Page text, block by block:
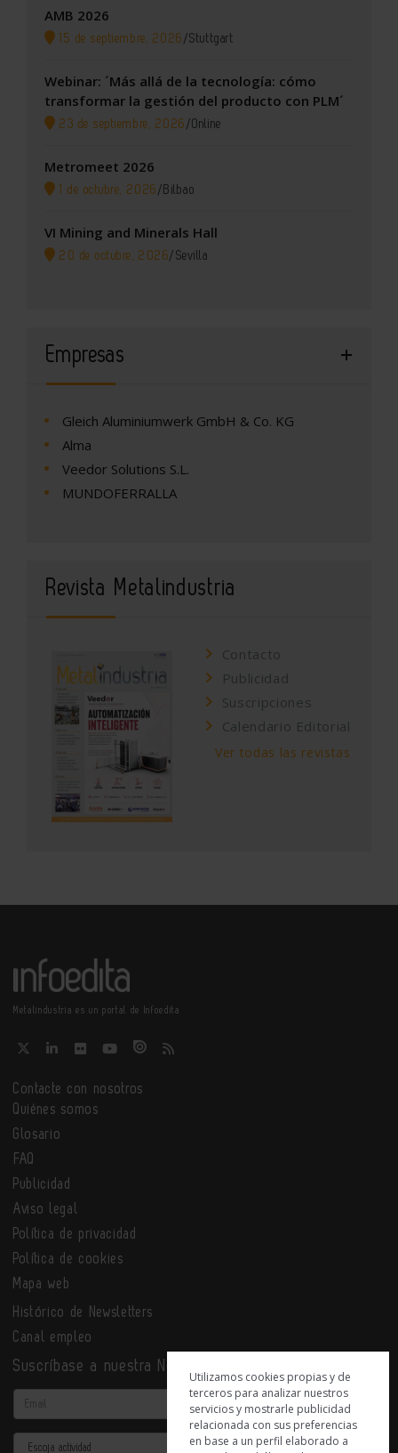
AMB 2026
15 de septiembre, 2026 /Stuttgart
Webinar: ´Más allá de la tecnología: cómo
transformar la gestión del producto con PLM´
23 de septiembre, 2026 /Online
Metromeet 2026
1 de octubre, 2026 / Bilbao
VI Mining and Minerals Hall
20 de octubre, 2026/ Sevilla
Empresas
Gleich Aluminiumwerk GmbH & Co. KG
Alma
Veedor Solutions S.L.
MUNDOFERRALLA
Revista Metalindustria
Contacto
Publicidad
Suscripciones
Calendario Editorial
Ver todas las revistas
Metalindustria es un portal de Infoedita
Contacte con nosotros
Quiénes somos
Glosario
FAQ
Publicidad
Aviso legal
Política de privacidad
Política de cookies
Mapa web
Histórico de Newsletters
Canal empleo
Suscríbase a nuestra Newsletter
Email
Actividad
Utilizamos cookies propias y de
terceros para analizar nuestros
servicios y mostrarle publicidad
relacionada con sus preferencias
en base a un perfil elaborado a